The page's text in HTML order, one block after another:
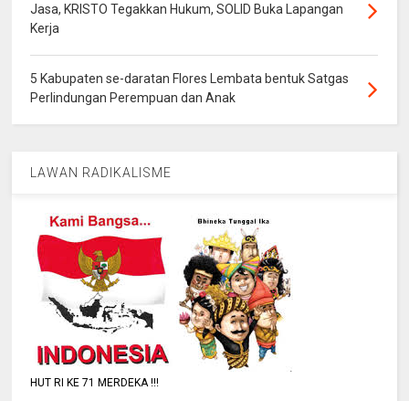
Jasa, KRISTO Tegakkan Hukum, SOLID Buka Lapangan
Kerja
5 Kabupaten se-daratan Flores Lembata bentuk Satgas
Perlindungan Perempuan dan Anak
LAWAN RADIKALISME
HUT RI KE 71 MERDEKA !!!